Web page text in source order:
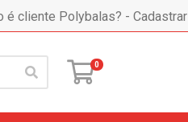
é cliente Polybalas? - Cadastrar
0